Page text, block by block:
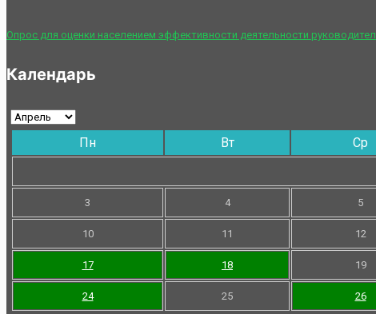
Опрос для оценки населением эффективности деятельности
Календарь
Пн Вт Ср
3 4 5
10 11 12
17 18 19
24 25 26